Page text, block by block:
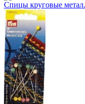
Спицы круговые